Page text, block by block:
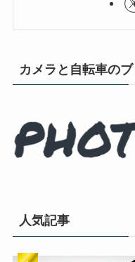
カメラと自転車の
人気記事